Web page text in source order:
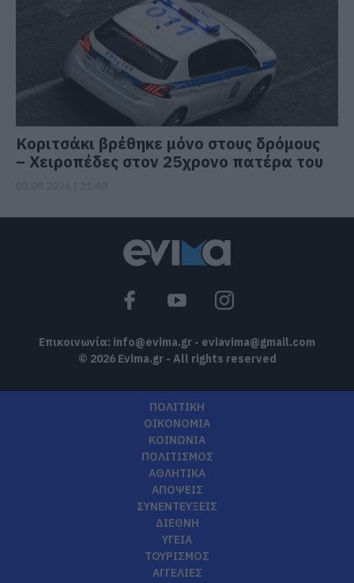
Κοριτσάκι βρέθηκε μόνο στους δρόμους
– Χειροπέδες στον 25χρονο πατέρα του
Επικοινωνία: info@evima.gr - eviavima@gmail.com
© 2026 Evima.gr - All rights reserved
ΠΟΛΙΤΙΚΗ
ΟΙΚΟΝΟΜΙΑ
ΚΟΙΝΩΝΙΑ
ΠΟΛΙΤΙΣΜΟΣ
ΑΘΛΗΤΙΚΑ
ΑΠΟΨΕΙΣ
ΣΥΝΕΝΤΕΥΞΕΙΣ
ΔΙΕΘΝΗ
ΥΓΕΙΑ
ΤΟΥΡΙΣΜΟΣ
ΑΓΓΕΛΙΕΣ